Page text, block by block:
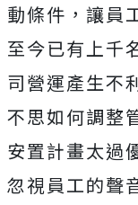
動條件，讓員
至今已有上千
司營運產生不
不思如何調整
安置計畫太過
忽視員工的聲